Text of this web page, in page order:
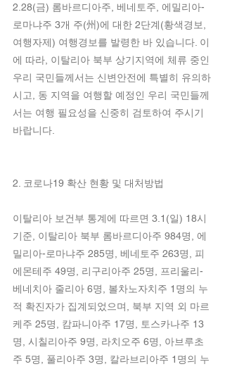
2.28(금) 롬바르디아주, 베네토주, 에밀리아-
로마냐주 3개 주(州)에 대한 2단계(황색경보,
여행자제) 여행경보를 발령한 바 있습니다. 이
에 따라, 이탈리아 북부 상기지역에 체류 중인
우리 국민들께서는 신변안전에 특별히 유의하
시고, 동 지역을 여행할 예정인 우리 국민들께
서는 여행 필요성을 신중히 검토하여 주시기
바랍니다.
2. 코로나19 확산 현황 및 대처방법
이탈리아 보건부 통계에 따르면 3.1(일) 18시
기준, 이탈리아 북부 롬바르디아주 984명, 에
밀리아-로마냐주 285명, 베네토주 263명, 피
에몬테주 49명, 리구리아주 25명, 프리울리-
베네치아 줄리아 6명, 볼차노자치주 1명의 누
적 확진자가 집계되었으며, 북부 지역 외 마르
케주 25명, 캄파니아주 17명, 토스카나주 13
명, 시칠리아주 9명, 라치오주 6명, 아브루초
주 5명, 풀리아주 3명, 칼라브리아주 1명의 누